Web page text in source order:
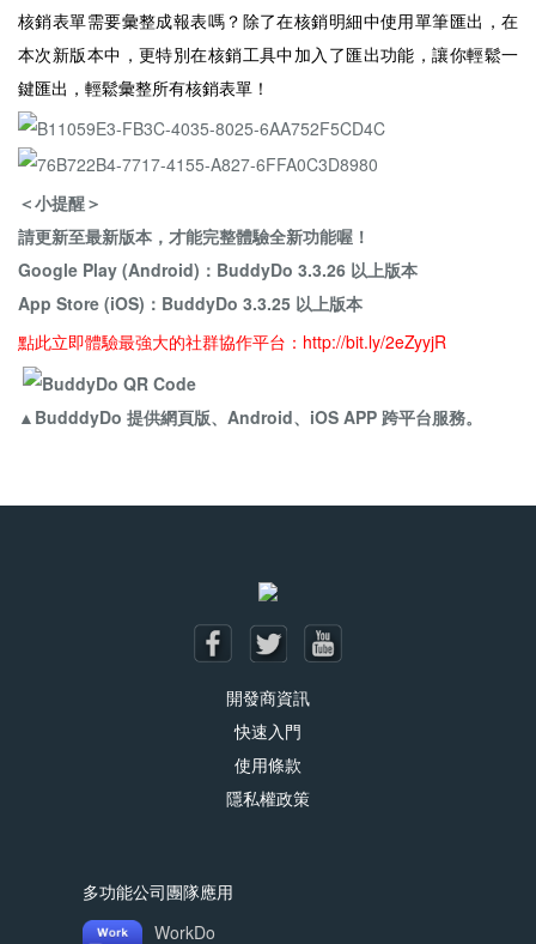
核銷表單需要彙整成報表嗎？除了在核銷明細中使用單筆匯出，在
本次新版本中，更特別在核銷工具中加入了匯出功能，讓你輕鬆一
鍵匯出，輕鬆彙整所有核銷表單！
＜小提醒＞
請更新至最新版本，才能完整體驗全新功能喔！
Google Play (Android) ：BuddyDo 3.3.26 以上版本
App Store (iOS) ：BuddyDo 3.3.25 以上版本
點此立即體驗最強大的社群協作平台： http://bit.ly/2eZyyjR
▲BudddyDo 提供網頁版、Android、iOS APP 跨平台服務。
開發商資訊
快速入門
使用條款
隱私權政策
多功能公司團隊應用
WorkDo